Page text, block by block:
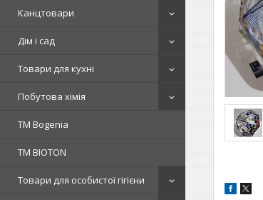
Канцтовари
Дім і сад
Товари для кухні
Побутова хімія
ТМ Bogenia
ТМ BIOTON
Товари для особистої гігієни